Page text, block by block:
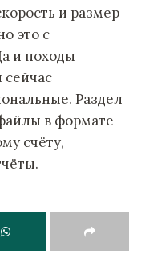
и размер
это с
и походы
сейчас
Раздел
в формате
счёту,